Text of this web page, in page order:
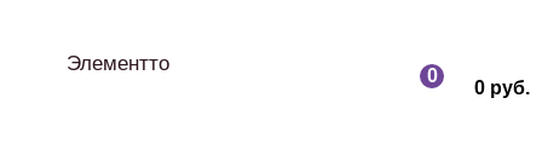
Элементто
0
0 руб.